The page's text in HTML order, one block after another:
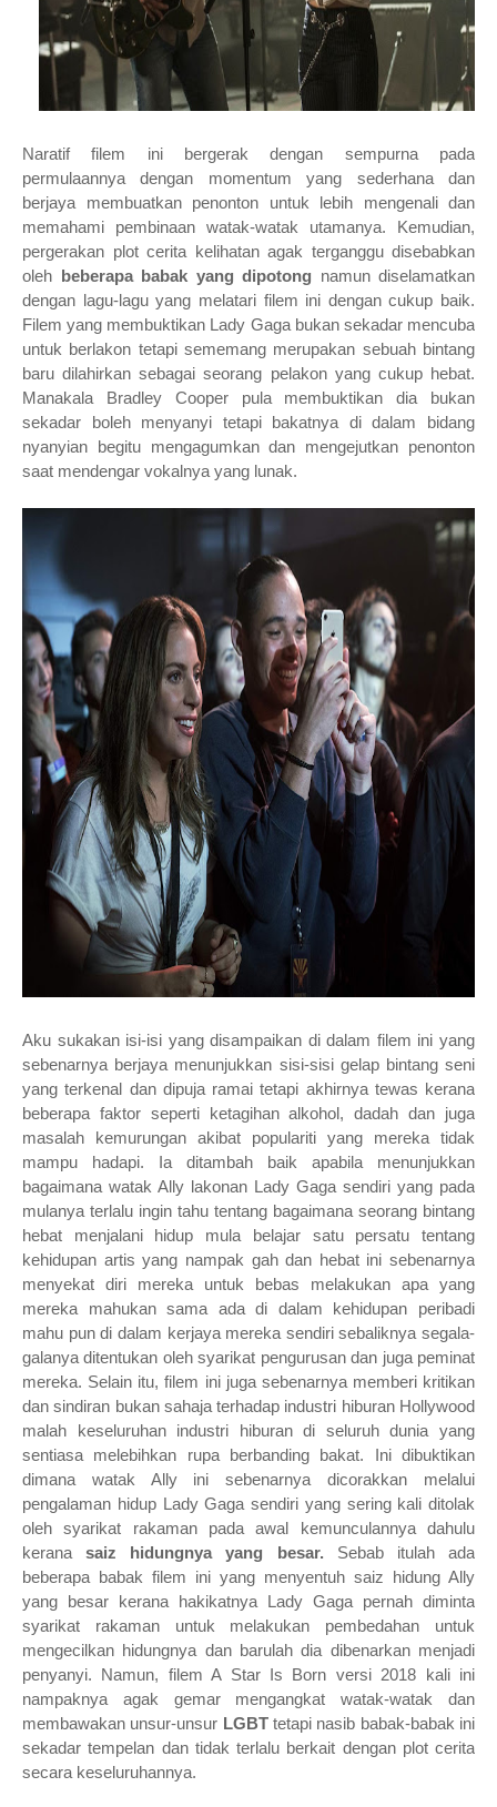
Naratif filem ini bergerak dengan sempurna pada
permulaannya dengan momentum yang sederhana dan
berjaya membuatkan penonton untuk lebih mengenali dan
memahami pembinaan watak-watak utamanya. Kemudian,
pergerakan plot cerita kelihatan agak terganggu disebabkan
oleh beberapa babak yang dipotong namun diselamatkan
dengan lagu-lagu yang melatari filem ini dengan cukup baik.
Filem yang membuktikan Lady Gaga bukan sekadar mencuba
untuk berlakon tetapi sememang merupakan sebuah bintang
baru dilahirkan sebagai seorang pelakon yang cukup hebat.
Manakala Bradley Cooper pula membuktikan dia bukan
sekadar boleh menyanyi tetapi bakatnya di dalam bidang
nyanyian begitu mengagumkan dan mengejutkan penonton
saat mendengar vokalnya yang lunak.
Aku sukakan isi-isi yang disampaikan di dalam filem ini yang
sebenarnya berjaya menunjukkan sisi-sisi gelap bintang seni
yang terkenal dan dipuja ramai tetapi akhirnya tewas kerana
beberapa faktor seperti ketagihan alkohol, dadah dan juga
masalah kemurungan akibat populariti yang mereka tidak
mampu hadapi. Ia ditambah baik apabila menunjukkan
bagaimana watak Ally lakonan Lady Gaga sendiri yang pada
mulanya terlalu ingin tahu tentang bagaimana seorang bintang
hebat menjalani hidup mula belajar satu persatu tentang
kehidupan artis yang nampak gah dan hebat ini sebenarnya
menyekat diri mereka untuk bebas melakukan apa yang
mereka mahukan sama ada di dalam kehidupan peribadi
mahu pun di dalam kerjaya mereka sendiri sebaliknya segala-
galanya ditentukan oleh syarikat pengurusan dan juga peminat
mereka. Selain itu, filem ini juga sebenarnya memberi kritikan
dan sindiran bukan sahaja terhadap industri hiburan Hollywood
malah keseluruhan industri hiburan di seluruh dunia yang
sentiasa melebihkan rupa berbanding bakat. Ini dibuktikan
dimana watak Ally ini sebenarnya dicorakkan melalui
pengalaman hidup Lady Gaga sendiri yang sering kali ditolak
oleh syarikat rakaman pada awal kemunculannya dahulu
keranasaiz hidungnya yang besar. Sebab itulah ada
beberapa babak filem ini yang menyentuh saiz hidung Ally
yang besar kerana hakikatnya Lady Gaga pernah diminta
syarikat rakaman untuk melakukan pembedahan untuk
mengecilkan hidungnya dan barulah dia dibenarkan menjadi
penyanyi. Namun, filem A Star Is Born versi 2018 kali ini
nampaknya agak gemar mengangkat watak-watak dan
membawakan unsur-unsur LGBTtetapi nasib babak-babak ini
sekadar tempelan dan tidak terlalu berkait dengan plot cerita
secara keseluruhannya.